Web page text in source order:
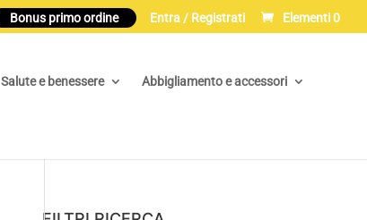
Bonus primo ordine Entra / Registrati Elementi 0
Salute e benessere Abbigliamento e accessori